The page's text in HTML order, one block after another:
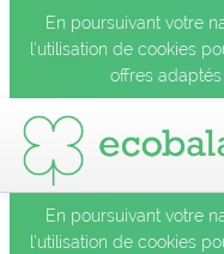
En poursuivant votre
l’utilisation de cookies
offres adaptés
En poursuivant votre
l’utilisation de cookies